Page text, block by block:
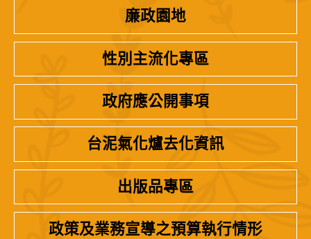
廉政園地
性別主流化專區
政府應公開事項
台泥氣化爐去化資訊
出版品專區
政策及業務宣導之預算執行情形